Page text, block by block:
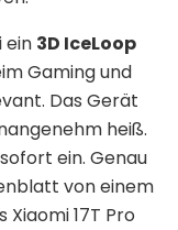
ein 3D IceLoop
Gaming und
Das Gerät
heiß.
ein. Genau
von einem
17T Pro